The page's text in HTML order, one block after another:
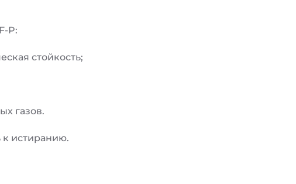
P:
стойкость;
газов.
к истиранию.